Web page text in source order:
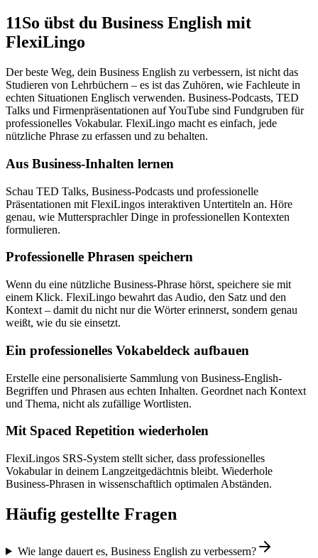
11So übst du Business English mit
FlexiLingo
Der beste Weg, dein Business English zu verbessern, ist nicht das
Studieren von Lehrbüchern – es ist das Zuhören, wie Fachleute in
echten Situationen Englisch verwenden. Business-Podcasts, TED
Talks und Firmenpräsentationen auf YouTube sind Fundgruben für
professionelles Vokabular. FlexiLingo macht es einfach, jede
nützliche Phrase zu erfassen und zu behalten.
Aus Business-Inhalten lernen
Schau TED Talks, Business-Podcasts und professionelle
Präsentationen mit FlexiLingos interaktiven Untertiteln an. Höre
genau, wie Muttersprachler Dinge in professionellen Kontexten
formulieren.
Professionelle Phrasen speichern
Wenn du eine nützliche Business-Phrase hörst, speichere sie mit
einem Klick. FlexiLingo bewahrt das Audio, den Satz und den
Kontext – damit du nicht nur die Wörter erinnerst, sondern genau
weißt, wie du sie einsetzt.
Ein professionelles Vokabeldeck aufbauen
Erstelle eine personalisierte Sammlung von Business-English-
Begriffen und Phrasen aus echten Inhalten. Geordnet nach Kontext
und Thema, nicht als zufällige Wortlisten.
Mit Spaced Repetition wiederholen
FlexiLingos SRS-System stellt sicher, dass professionelles
Vokabular in deinem Langzeitgedächtnis bleibt. Wiederhole
Business-Phrasen in wissenschaftlich optimalen Abständen.
Häufig gestellte Fragen
Wie lange dauert es, Business English zu verbessern?